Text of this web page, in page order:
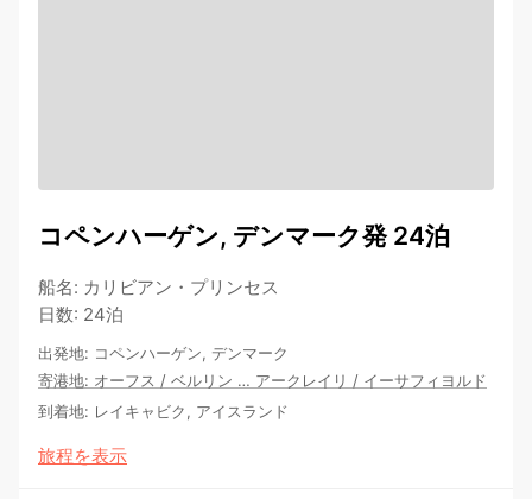
コペンハーゲン, デンマーク発 24泊
船名: カリビアン・プリンセス
日数: 24泊
出発地: コペンハーゲン, デンマーク
寄港地: オーフス / ベルリン … アークレイリ / イーサフィヨルド
到着地: レイキャビク, アイスランド
旅程を表示